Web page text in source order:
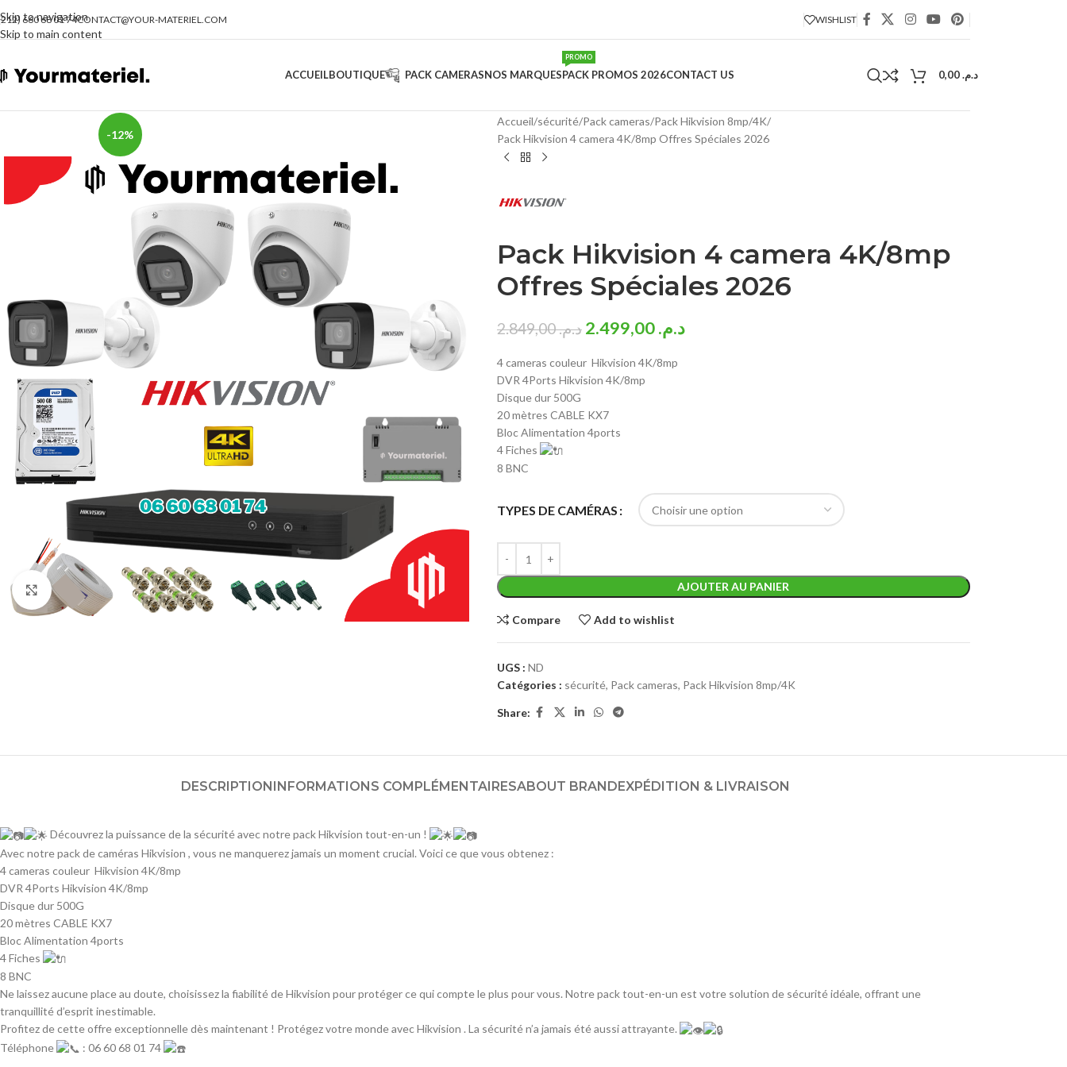
Skip to navigation
Skip to main content
660 68 01 74CONTACT@YOUR-MATERIEL.COM WISHLIST
ACCUEILBOUTIQUE PACK CAMERASNOS MARQUESPACK PROMOS 2026
PROMO
CONTACT US د.م.
-12%
Click to enlarge
Accueil sécurité Pack cameras Pack Hikvision 8mp/4K
Pack Hikvision 4 camera 4K/8mp Offres Spéciales 2026
Pack Hikvision 4 camera 4K/8mp
Offres Spéciales 2026
د.م.2.849,00 د.م.2.499,00
4 cameras couleur Hikvision 4K/8mp
DVR 4Ports Hikvision 4K/8mp
Disque dur 500G
20 mètres CABLE KX7
Bloc Alimentation 4ports
4 Fiches
8 BNC
TYPES DE CAMÉRAS
AJOUTER AU PANIER
Compare Add to wishlist
UGS : ND
Catégories : sécurité, Pack cameras, Pack Hikvision 8mp/4K
Share:
DESCRIPTION INFORMATIONS COMPLÉMENTAIRESABOUT BRAND EXPÉDITION & LIVRAISON
Découvrez la puissance de la sécurité avec notre pack Hikvision tout-en-un !
Avec notre pack de caméras Hikvision , vous ne manquerez jamais un moment crucial. Voici ce que vous obtenez :
4 cameras couleur Hikvision 4K/8mp
DVR 4Ports Hikvision 4K/8mp
Disque dur 500G
20 mètres CABLE KX7
Bloc Alimentation 4ports
4 Fiches
8 BNC
Ne laissez aucune place au doute, choisissez la fiabilité de Hikvision pour protéger ce qui compte le plus pour vous. Notre pack tout-en-un est votre solution de sécurité idéale, offrant une
tranquillité d’esprit inestimable.
Profitez de cette offre exceptionnelle dès maintenant ! Protégez votre monde avec Hikvision . La sécurité n’a jamais été aussi attrayante.
Téléphone
: 06 60 68 01 74